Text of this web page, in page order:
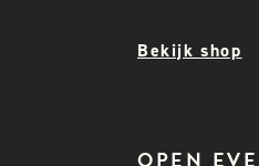
Bekijk shop
OPEN